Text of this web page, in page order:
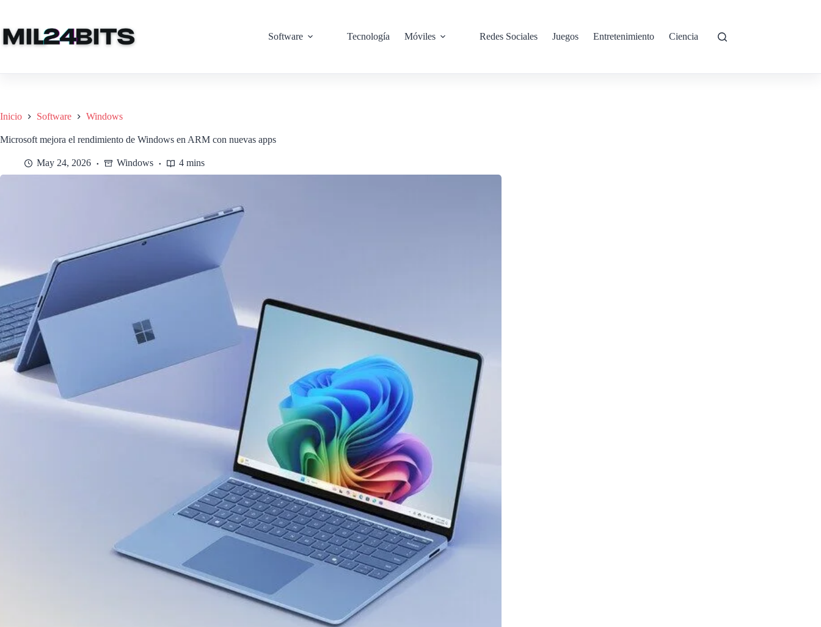
contenido
Software
Tecnología Móviles Redes Sociales Juegos Entretenimiento Ciencia
Inicio Software Windows
Microsoft mejora el rendimiento de Windows en ARM con nuevas apps
May 24, 2026 Windows 4 mins